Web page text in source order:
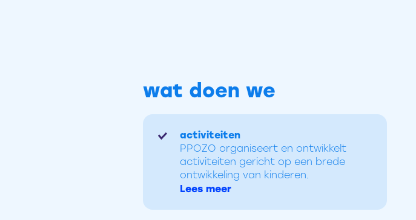
wat doen we
activiteiten
PPOZO organiseert en ontwikkelt
activiteiten gericht op een brede
ontwikkeling van kinderen.
Lees meer